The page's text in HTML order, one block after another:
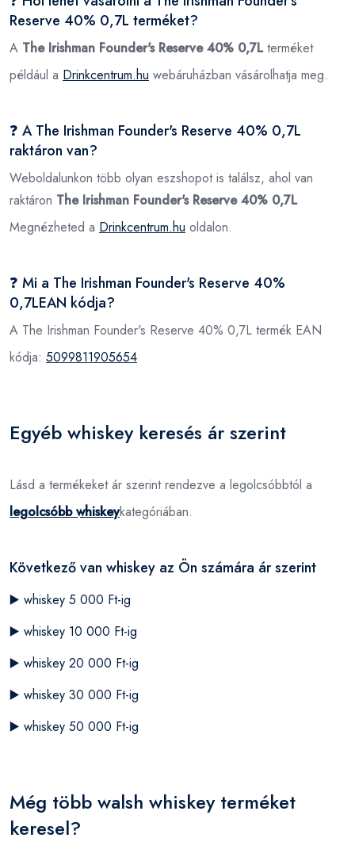
Reserve 40% 0,7L terméket?
A The Irishman Founder's Reserve 40% 0,7Lterméket
például a Drinkcentrum.hu webáruházban vásárolhatja meg.
❓ A The Irishman Founder's Reserve 40% 0,7L
raktáron van?
Weboldalunkon több olyan eszshopot is találsz, ahol van
raktáron The Irishman Founder's Reserve 40% 0,7L
Megnézheted a Drinkcentrum.hu oldalon.
❓ Mi a The Irishman Founder's Reserve 40%
0,7LEAN kódja?
A The Irishman Founder's Reserve 40% 0,7L termék EAN
kódja: 5099811905654
Egyéb whiskey keresés ár szerint
Lásd a termékeket ár szerint rendezve a legolcsóbbtól a
legolcsóbb whiskeykategóriában.
Következő van whiskey az Ön számára ár szerint
▶️ whiskey 5 000 Ft-ig
▶️ whiskey 10 000 Ft-ig
▶️ whiskey 20 000 Ft-ig
▶️ whiskey 30 000 Ft-ig
▶️ whiskey 50 000 Ft-ig
Még több walsh whiskey terméket
keresel?